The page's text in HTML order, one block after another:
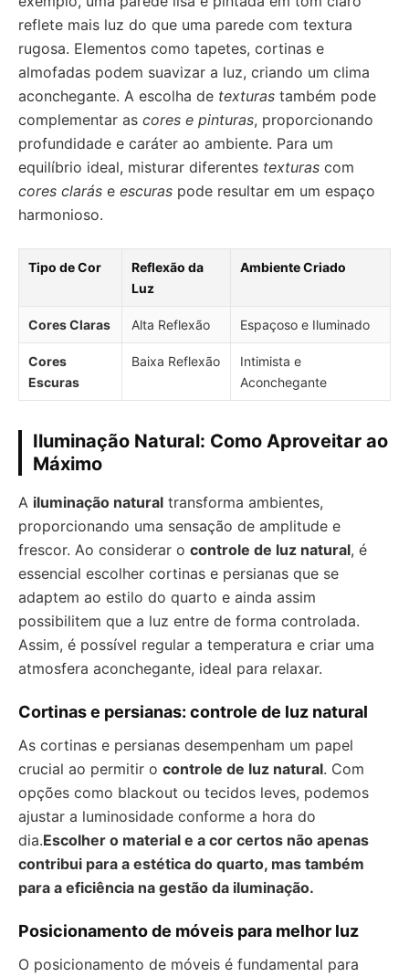
reflete mais luz do que uma parede com textura
rugosa. Elementos como tapetes, cortinas e
almofadas podem suavizar a luz, criando um clima
aconchegante. A escolha de texturas também pode
complementar as cores e pinturas, proporcionando
profundidade e caráter ao ambiente. Para um
equilíbrio ideal, misturar diferentes texturas com
cores clarás e escuras pode resultar em um espaço
harmonioso.
Tipo de Cor
Reflexão da
Luz
Ambiente Criado
Cores Claras Alta Reflexão Espaçoso e Iluminado
Cores
Escuras
Baixa Reflexão
Intimista e
Aconchegante
Iluminação Natural: Como Aproveitar ao
Máximo
A iluminação natural transforma ambientes,
proporcionando uma sensação de amplitude e
frescor. Ao considerar o controle de luz natural, é
essencial escolher cortinas e persianas que se
adaptem ao estilo do quarto e ainda assim
possibilitem que a luz entre de forma controlada.
Assim, é possível regular a temperatura e criar uma
atmosfera aconchegante, ideal para relaxar.
Cortinas e persianas: controle de luz natural
As cortinas e persianas desempenham um papel
crucial ao permitir o controle de luz natural. Com
opções como blackout ou tecidos leves, podemos
ajustar a luminosidade conforme a hora do
dia.Escolher o material e a cor certos não apenas
contribui para a estética do quarto, mas também
para a eficiência na gestão da iluminação.
Posicionamento de móveis para melhor luz
O posicionamento de móveis é fundamental para